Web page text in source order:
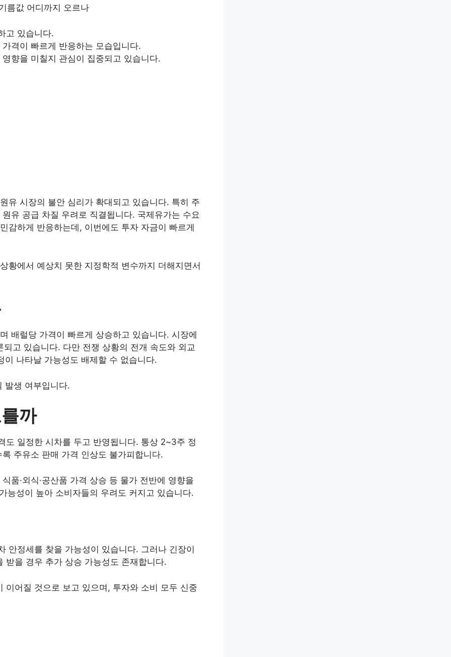
름값 어디까지 오르나
고 있습니다.
격이 빠르게 반응하는 모습입니다.
향을 미칠지 관심이 집중되고 있습니다.
유 시장의 불안 심리가 확대되고 있습니다. 특히 주
유 공급 차질 우려로 직결됩니다. 국제유가는 수요
감하게 반응하는데, 이번에도 투자 자금이 빠르게
황에서 예상치 못한 지정학적 변수까지 더해지면서
배럴당 가격이 빠르게 상승하고 있습니다. 시장에
고 있습니다. 다만 전쟁 상황의 전개 속도와 외교
나타날 가능성도 배제할 수 없습니다.
발생 여부입니다.
까
도 일정한 시차를 두고 반영됩니다. 통상 2~3주 정
주유소 판매 가격 인상도 불가피합니다.
품·외식·공산품 가격 상승 등 물가 전반에 영향을
능성이 높아 소비자들의 우려도 커지고 있습니다.
안정세를 찾을 가능성이 있습니다. 그러나 긴장이
받을 경우 추가 상승 가능성도 존재합니다.
이어질 것으로 보고 있으며, 투자와 소비 모두 신중